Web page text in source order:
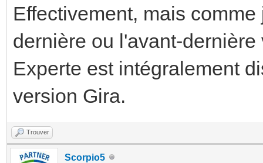
Effectivement, mais
dernière ou l'avant-
Experte est intégralement
version Gira.
Trouver
Scorpio5